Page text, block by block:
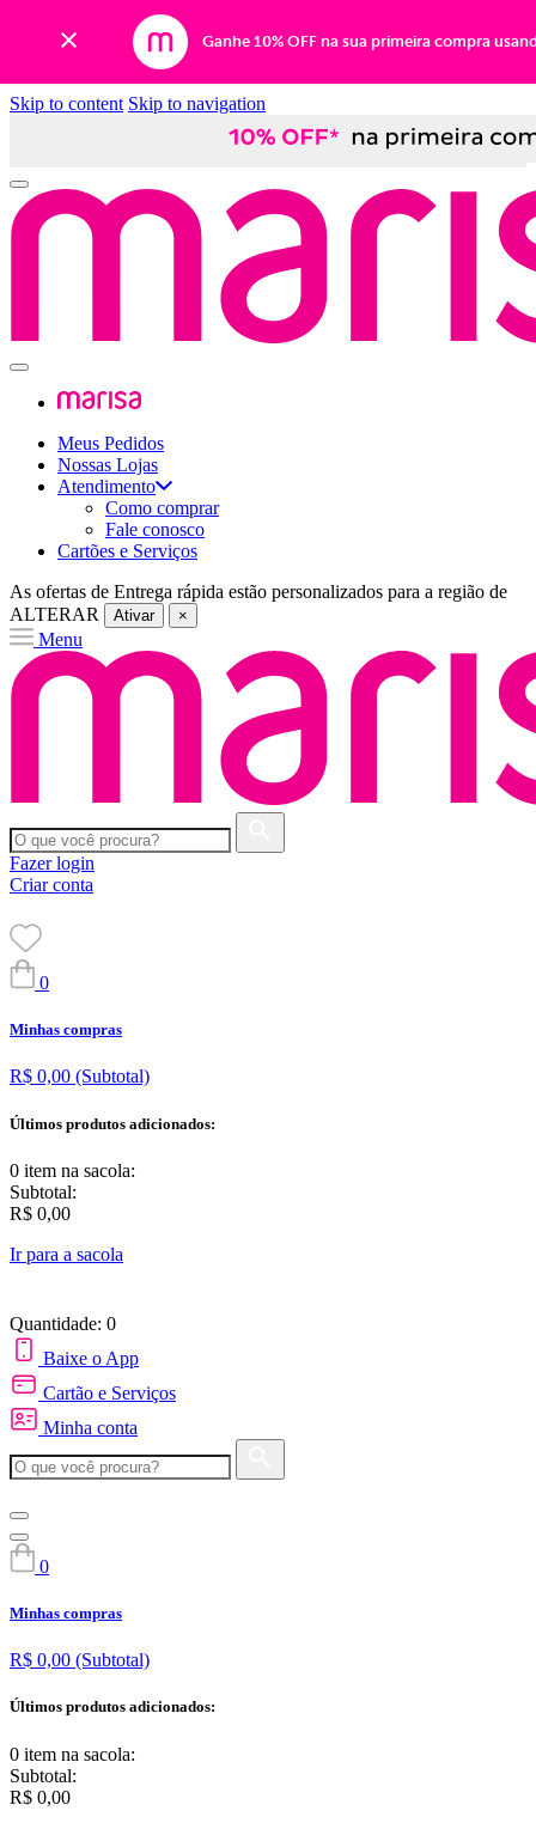
Ganhe 10% OFF na sua primeira compra
Skip to content Skip to navigation
Meus Pedidos
Nossas Lojas
Atendimento
Como comprar
Fale conosco
Cartões e Serviços
As ofertas de Entrega rápida estão personalizados para a região de
ALTERAR
Ativar ×
Menu
Fazer login
Criar conta
0
Minhas compras
R$ 0,00 (Subtotal)
Últimos produtos adicionados:
0 item na sacola:
Subtotal:
R$ 0,00
Ir para a sacola
Quantidade: 0
Baixe o App
Cartão e Serviços
Minha conta
0
Minhas compras
R$ 0,00 (Subtotal)
Últimos produtos adicionados:
0 item na sacola:
Subtotal:
R$ 0,00